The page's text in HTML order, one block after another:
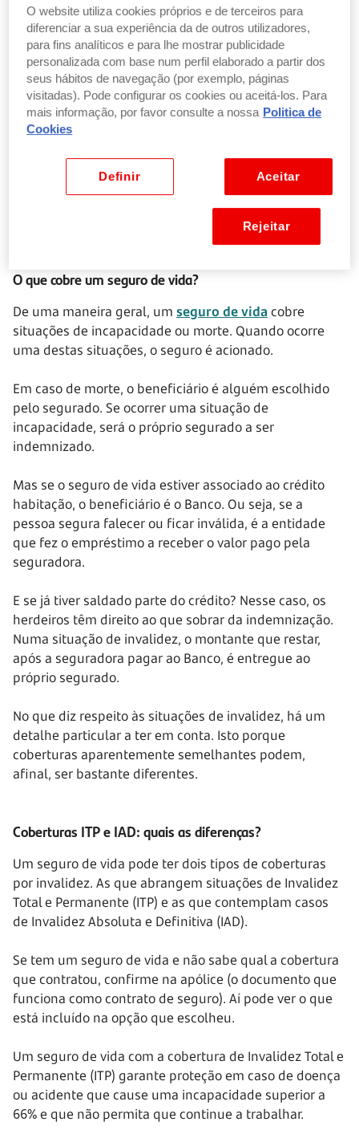
que as situações em que esse seguro pode ser
acionado. Ou seja, em que há lugar ao pagamento da
indemnização. Dito de uma forma mais simples: é o
que está incluído no seu seguro.
As situações que ficam fora do âmbito do seguro são
as exclusões. Isto é, aquilo que o seguro não paga.
exemplo, mortes que aconteçam durante a prática de
atividades perigosas ou óbitos por acidente de
O que cobre um seguro de vida?
De uma maneira geral, um seguro de vida cobre
situações de incapacidade ou morte. Quando ocorre
uma destas situações, o seguro é acionado.
Em caso de morte, o beneficiário é alguém escolhido
pelo segurado. Se ocorrer uma situação de
incapacidade, será o próprio segurado a ser
indemnizado.
Mas se o seguro de vida estiver associado ao crédito
habitação, o beneficiário é o Banco. Ou seja, se a
pessoa segura falecer ou ficar inválida, é a entidade
que fez o empréstimo a receber o valor pago pela
seguradora.
E se já tiver saldado parte do crédito? Nesse caso, os
herdeiros têm direito ao que sobrar da indemnização.
Numa situação de invalidez, o montante que restar,
após a seguradora pagar ao Banco, é entregue ao
próprio segurado.
No que diz respeito às situações de invalidez, há um
detalhe particular a ter em conta. Isto porque
coberturas aparentemente semelhantes podem,
afinal, ser bastante diferentes.
Coberturas ITP e IAD: quais as diferenças?
Um seguro de vida pode ter dois tipos de coberturas
por invalidez. As que abrangem situações de Invalidez
Total e Permanente (ITP) e as que contemplam casos
de Invalidez Absoluta e Definitiva (IAD).
Se tem um seguro de vida e não sabe qual a cobertura
que contratou, confirme na apólice (o documento que
funciona como contrato de seguro). Aí pode ver o que
está incluído na opção que escolheu.
Um seguro de vida com a cobertura de Invalidez Total e
Permanente (ITP) garante proteção em caso de doença
ou acidente que cause uma incapacidade superior a
66% e que não permita que continue a trabalhar.
O website utiliza cookies próprios e de terceiros para
diferenciar a sua experiência da de outros utilizadores,
para fins analíticos e para lhe mostrar publicidade
personalizada com base num perfil elaborado a partir dos
seus hábitos de navegação (por exemplo, páginas
visitadas). Pode configurar os cookies ou aceitá-los. Para
mais informação, por favor consulte a nossa Politica de
Cookies
Aceitar
Definir
Rejeitar